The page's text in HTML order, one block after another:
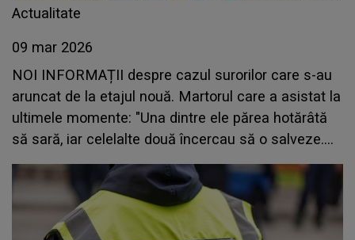
Actualitate
09 mar 2026
NOI INFORMAȚII despre cazul surorilor care s-au
aruncat de la etajul nouă. Martorul care a asistat la
ultimele momente: "Una dintre ele părea hotărâtă
să sară, iar celelalte două încercau să o salveze.
Înainte să pot suna după ajutor, toate trei au..."